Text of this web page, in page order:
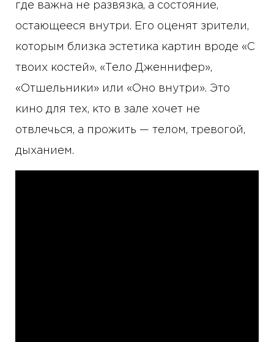
где важна не развязка, а состояние,
остающееся внутри. Его оценят зрители,
которым близка эстетика картин вроде «С
твоих костей», «Тело Дженнифер»,
«Отшельники» или «Оно внутри». Это
кино для тех, кто в зале хочет не
отвлечься, а прожить — телом, тревогой,
дыханием.